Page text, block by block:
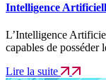
Intelligence
L’Intelligence
capables de
Lire la suite